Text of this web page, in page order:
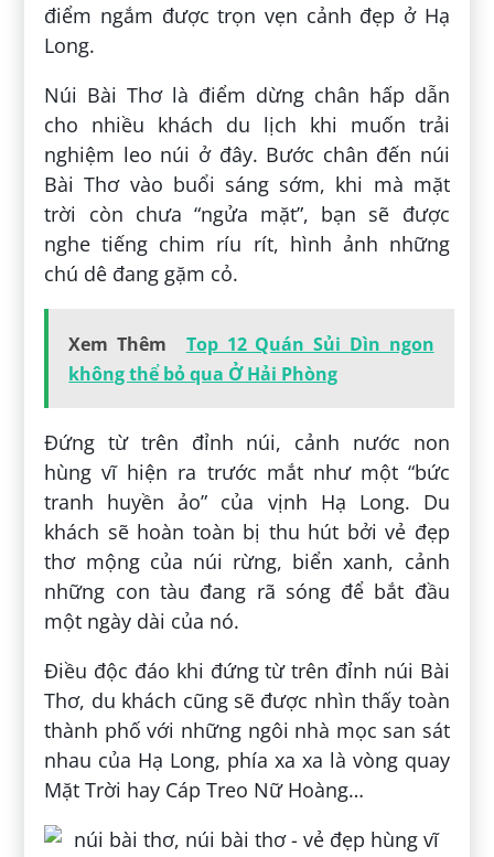
điểm ngắm được trọn vẹn cảnh đẹp ở Hạ
Long.
Núi Bài Thơ là điểm dừng chân hấp dẫn
cho nhiều khách du lịch khi muốn trải
nghiệm leo núi ở đây. Bước chân đến núi
Bài Thơ vào buổi sáng sớm, khi mà mặt
trời còn chưa “ngửa mặt”, bạn sẽ được
nghe tiếng chim ríu rít, hình ảnh những
chú dê đang gặm cỏ.
Xem Thêm
Top 12 Quán Sủi Dìn ngon
không thể bỏ qua Ở Hải Phòng
Đứng từ trên đỉnh núi, cảnh nước non
hùng vĩ hiện ra trước mắt như một “bức
tranh huyền ảo” của vịnh Hạ Long. Du
khách sẽ hoàn toàn bị thu hút bởi vẻ đẹp
thơ mộng của núi rừng, biển xanh, cảnh
những con tàu đang rã sóng để bắt đầu
một ngày dài của nó.
Điều độc đáo khi đứng từ trên đỉnh núi Bài
Thơ, du khách cũng sẽ được nhìn thấy toàn
thành phố với những ngôi nhà mọc san sát
nhau của Hạ Long, phía xa xa là vòng quay
Mặt Trời hay Cáp Treo Nữ Hoàng…